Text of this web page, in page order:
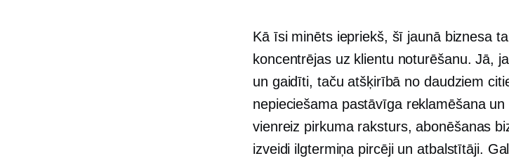
Kā īsi minēts iepriekš, šī jaunā biznesa
koncentrējas uz klientu noturēšanu. Jā,
un gaidīti, taču atšķirībā no daudziem
nepieciešama pastāvīga reklamēšana
vienreiz pirkuma raksturs, abonēšanas
izveidi ilgtermiņa pircēji un atbalstītāji.